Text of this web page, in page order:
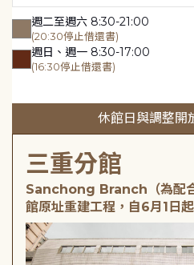
週二至週六 8:30-21:00
(20:30停止借還書)
週日、週一 8:30-17:00
(16:30停止借還書)
休館日與調整開
三重分館
Sanchong Branch（為配
館原址重建工程，自6月1日起